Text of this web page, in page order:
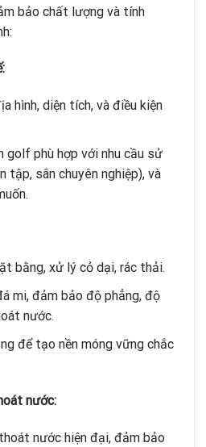
bảo chất lượng và tính
hình, diện tích, và điều kiện
golf phù hợp với nhu cầu sử
tập, sân chuyên nghiệp), và
bằng, xử lý cỏ dại, rác thải.
mi, đảm bảo độ phẳng, độ
nước.
để tạo nền móng vững chắc
nước:
nước hiện đại, đảm bảo